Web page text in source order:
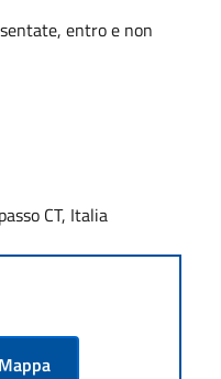
entro e non
CT, Italia